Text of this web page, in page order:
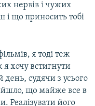
нервів і чужих
що приносить тобі
я тоді теж
хочу встигнути
судячи з усього
що майже все в
Реалізувати його